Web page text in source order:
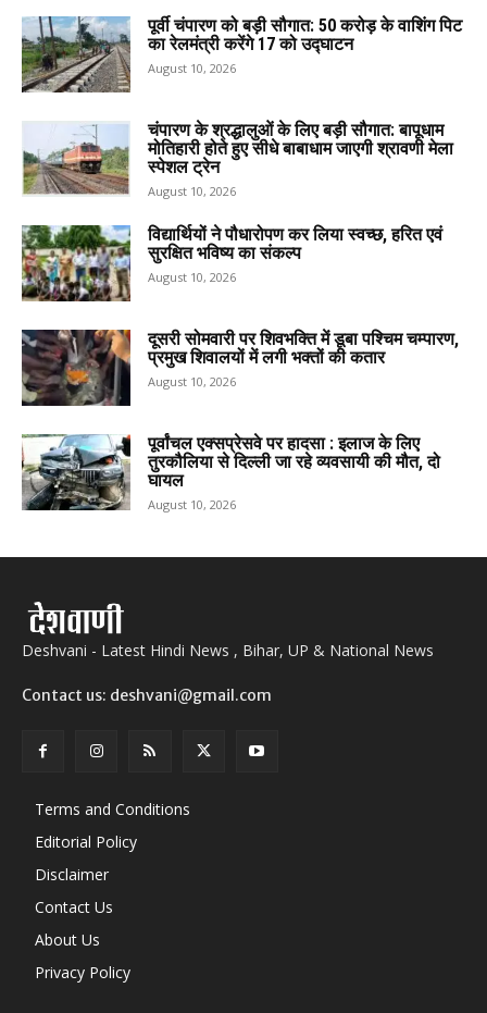
पूर्वी चंपारण को बड़ी सौगात: ₹50 करोड़ के वाशिंग पिट
का रेलमंत्री करेंगे 17 को उद्घाटन
August 10, 2026
चंपारण के श्रद्धालुओं के लिए बड़ी सौगात: बापूधाम
मोतिहारी होते हुए सीधे बाबाधाम जाएगी श्रावणी मेला
स्पेशल ट्रेन
August 10, 2026
विद्यार्थियों ने पौधारोपण कर लिया स्वच्छ, हरित एवं
सुरक्षित भविष्य का संकल्प
August 10, 2026
दूसरी सोमवारी पर शिवभक्ति में डूबा पश्चिम चम्पारण,
प्रमुख शिवालयों में लगी भक्तों की कतार
August 10, 2026
पूर्वांचल एक्सप्रेसवे पर हादसा : इलाज के लिए
तुरकौलिया से दिल्ली जा रहे व्यवसायी की मौत, दो
घायल
August 10, 2026
Deshvani - Latest Hindi News , Bihar, UP & National News
Contact us: deshvani@gmail.com
Terms and Conditions
Editorial Policy
Disclaimer
Contact Us
About Us
Privacy Policy